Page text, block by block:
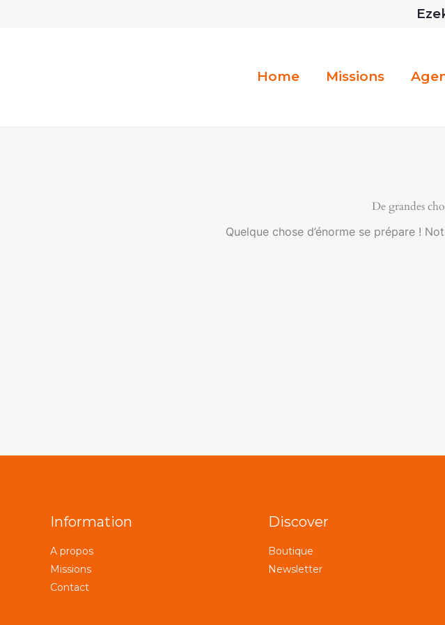
Home Missions
De grandes
Quelque chose d’énorme se prépare !
Information
A propos
Missions
Contact
Discover
Boutique
Newsletter